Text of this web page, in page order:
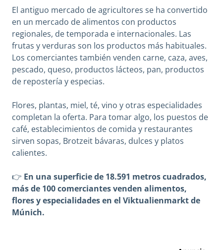
El antiguo mercado de agricultores se ha convertido
en un mercado de alimentos con productos
regionales, de temporada e internacionales. Las
frutas y verduras son los productos más habituales.
Los comerciantes también venden carne, caza, aves,
pescado, queso, productos lácteos, pan, productos
de repostería y especias.
Flores, plantas, miel, té, vino y otras especialidades
completan la oferta. Para tomar algo, los puestos de
café, establecimientos de comida y restaurantes
sirven sopas, Brotzeit bávaras, dulces y platos
calientes.
👉 En una superficie de 18.591 metros cuadrados,
más de 100 comerciantes venden alimentos,
flores y especialidades en el Viktualienmarkt de
Múnich.